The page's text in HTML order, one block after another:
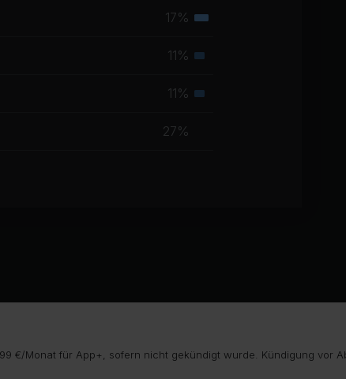
17% Tertiäre
11% Sekundäre
11% Sekundäre
27%
€/Monat für App+, sofern nicht gekündigt wurde. Kündigung vor